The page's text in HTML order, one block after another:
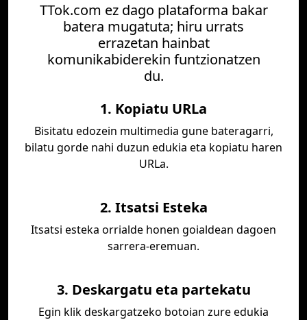
TTok.com ez dago plataforma bakar
batera mugatuta; hiru urrats
errazetan hainbat
komunikabiderekin funtzionatzen
du.
1. Kopiatu URLa
Bisitatu edozein multimedia gune bateragarri,
bilatu gorde nahi duzun edukia eta kopiatu haren
URLa.
2. Itsatsi Esteka
Itsatsi esteka orrialde honen goialdean dagoen
sarrera-eremuan.
3. Deskargatu eta partekatu
Egin klik deskargatzeko botoian zure edukia